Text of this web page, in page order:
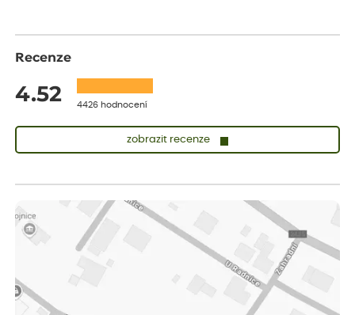
Recenze
4.52 4426 hodnocení
zobrazit recenze
Vše přišlo velice rychle krásně zabalené. Rostlinky po přesazení
velice dobře prospívají
Jarda
Dobrý den, byli jsme spokojeni